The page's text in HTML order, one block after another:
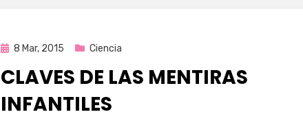
Publicada
8 Mar, 2015 Ciencia
CLAVES DE LAS MENTIRAS
INFANTILES